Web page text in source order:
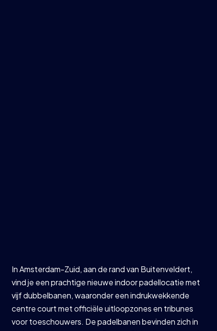
In Amsterdam-Zuid, aan de rand van Buitenveldert,
vind je een prachtige nieuwe indoor padellocatie met
vijf dubbelbanen, waaronder een indrukwekkende
centre court met officiële uitloopzones en tribunes
voor toeschouwers. De padelbanen bevinden zich in